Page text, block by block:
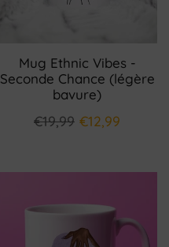
Mug Ethnic Vibes -
Seconde Chance (légère
bavure)
€19,99 €12,99